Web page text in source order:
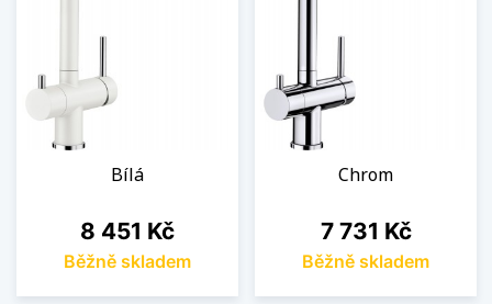
Bílá
Cena
8 451 Kč
Běžně skladem
Chrom
Cena
7 731 Kč
Běžně skladem